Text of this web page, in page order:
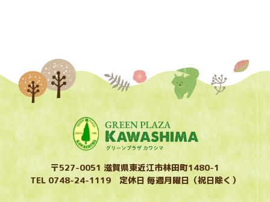
〒527-0051 滋賀県東近江市林田町1480-1
TEL 0748-24-1119 定休日 毎週月曜日（祝日除く）